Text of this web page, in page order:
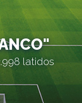
latidos